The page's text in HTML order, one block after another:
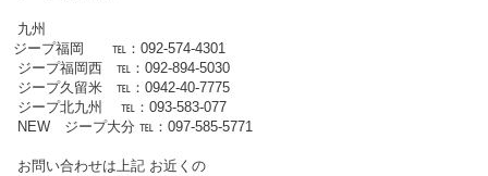
九州
ジープ福岡 ℡：092-574-4301
ジープ福岡西 ℡：092-894-5030
ジープ久留米 ℡：0942-40-7775
ジープ北九州 ℡：093-583-077
NEW ジープ大分 ℡：097-585-5771
お問い合わせは上記 お近くの